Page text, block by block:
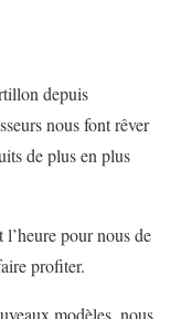
depuis
nous font rêver
de plus en plus
l’heure pour nous de
profiter.
modèles, nous